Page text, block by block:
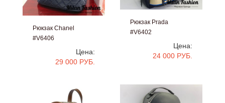
Рюкзак Chanel
#V6406
Цена:
29 000 РУБ.
Рюкзак Prada
#V6402
Цена:
24 000 РУБ.